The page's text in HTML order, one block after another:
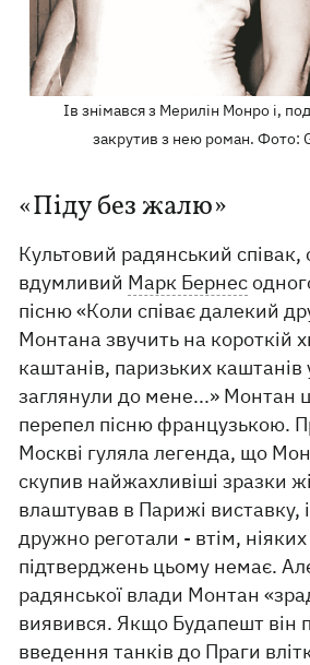
Ів знімався з Мерилін Монро і,
закрутив з нею роман. Фото:
«Піду без жалю»
Культовий радянський співак,
вдумливий Марк Бернес
пісню «Коли співає далекий
Монтана звучить на короткій
каштанів, паризьких каштанів
заглянули до мене...» Монтан
перепел пісню французькою.
Москві гуляла легенда, що
скупив найжахливіші зразки
влаштував в Парижі виставку,
дружно реготали - втім,
підтверджень цьому немає.
радянської влади Монтан
виявився. Якщо Будапешт він
введення танків до Праги